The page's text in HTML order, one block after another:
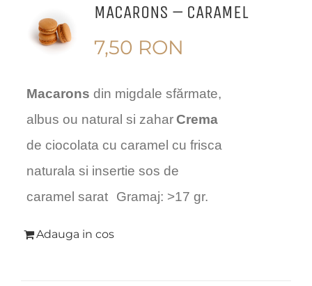
MACARONS – CARAMEL
7,50 RON
Macarons din migdale sfărmate,
albus ou natural si zahar Crema
de ciocolata cu caramel cu frisca
naturala si insertie sos de
caramel sarat
Gramaj: >17 gr.
Adauga in cos